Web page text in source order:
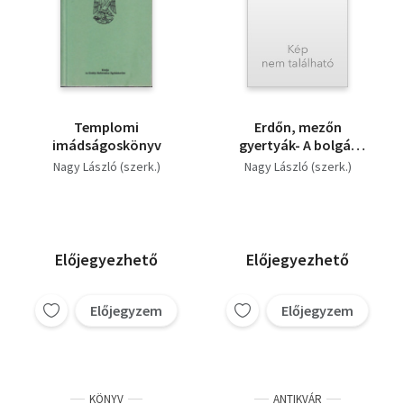
Templomi
imádságoskönyv
Nagy László (szerk.)
Előjegyezhető
Előjegyzem
Erdőn, mezőn
gyertyák- A bolgár
népköltés antológiája
Nagy László (szerk.)
Előjegyezhető
Előjegyzem
KÖNYV ANTIKVÁR